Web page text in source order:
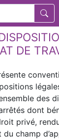
DE
des
dont
privé,
du champ